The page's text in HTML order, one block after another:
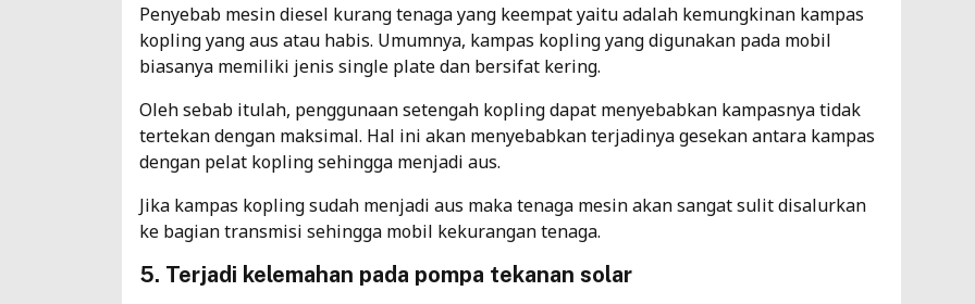
Penyebab mesin diesel kurang tenaga yang keempat yaitu adalah kemungkinan kampas
kopling yang aus atau habis. Umumnya, kampas kopling yang digunakan pada mobil
biasanya memiliki jenis single plate dan bersifat kering.
Oleh sebab itulah, penggunaan setengah kopling dapat menyebabkan kampasnya tidak
tertekan dengan maksimal. Hal ini akan menyebabkan terjadinya gesekan antara kampas
dengan pelat kopling sehingga menjadi aus.
Jika kampas kopling sudah menjadi aus maka tenaga mesin akan sangat sulit disalurkan
ke bagian transmisi sehingga mobil kekurangan tenaga.
5. Terjadi kelemahan pada pompa tekanan solar